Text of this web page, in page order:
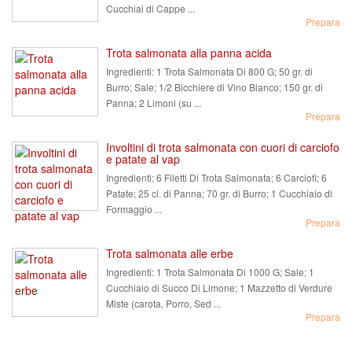
Cucchiai di Cappe ...
Prepara
Trota salmonata alla panna acida
Ingredienti: 1 Trota Salmonata Di 800 G; 50 gr. di
Burro; Sale; 1/2 Bicchiere di Vino Bianco; 150 gr. di
Panna; 2 Limoni (su ...
Prepara
Involtini di trota salmonata con cuori di carciofo
e patate al vap
Ingredienti:6 Filetti Di Trota Salmonata; 6 Carciofi; 6
Patate; 25 cl. di Panna; 70 gr. di Burro; 1 Cucchiaio di
Formaggio ...
Prepara
Trota salmonata alle erbe
Ingredienti: 1 Trota Salmonata Di 1000 G; Sale; 1
Cucchiaio di Succo Di Limone; 1 Mazzetto di Verdure
Miste (carota, Porro, Sed ...
Prepara